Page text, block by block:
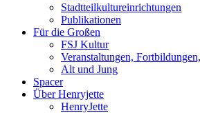
Stadtteilkultureinrichtungen
Publikationen
Für die Großen
FSJ Kultur
Veranstaltungen,
Alt und Jung
Spacer
Über Henryjette
HenryJette